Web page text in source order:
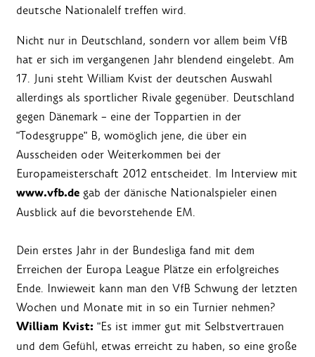
deutsche Nationalelf treffen wird.
Nicht nur in Deutschland, sondern vor allem beim VfB
hat er sich im vergangenen Jahr blendend eingelebt. Am
17. Juni steht William Kvist der deutschen Auswahl
allerdings als sportlicher Rivale gegenüber. Deutschland
gegen Dänemark – eine der Toppartien in der
"Todesgruppe" B, womöglich jene, die über ein
Ausscheiden oder Weiterkommen bei der
Europameisterschaft 2012 entscheidet. Im Interview mit
www.vfb.de gab der dänische Nationalspieler einen
Ausblick auf die bevorstehende EM.
Dein erstes Jahr in der Bundesliga fand mit dem
Erreichen der Europa League Plätze ein erfolgreiches
Ende. Inwieweit kann man den VfB Schwung der letzten
Wochen und Monate mit in so ein Turnier nehmen?
William Kvist: "Es ist immer gut mit Selbstvertrauen
und dem Gefühl, etwas erreicht zu haben, so eine große